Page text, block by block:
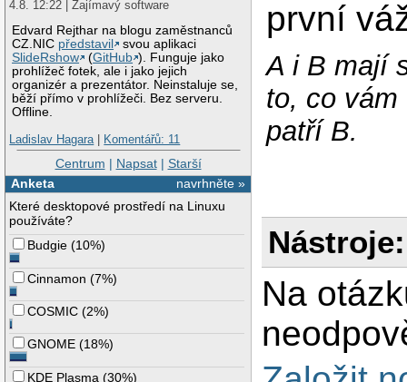
4.8. 12:22 | Zajímavý software
Edvard Rejthar na blogu zaměstnanců
CZ.NIC představil
svou aplikaci
SlideRshow
(GitHub ). Funguje jako
prohlížeč fotek, ale i jako jejich
organizér a prezentátor. Neinstaluje se,
běží přímo v prohlížeči. Bez serveru.
Offline.
Ladislav Hagara| Komentářů: 11
Centrum | Napsat| Starší
navrhněte »
Anketa
Které desktopové prostředí na Linuxu
používáte?
Budgie (10%)
Cinnamon (7%)
COSMIC (2%)
GNOME (18%)
KDE Plasma (30%)
první
A i B mají
to, co
patří B.
Nástroje:
Na